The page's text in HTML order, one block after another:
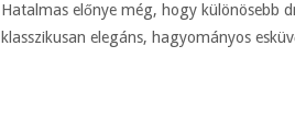
Hatalmas előnye még, hogy különösebb
klasszikusan elegáns, hagyományos